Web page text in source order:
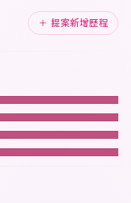
＋ 提案新增歷程